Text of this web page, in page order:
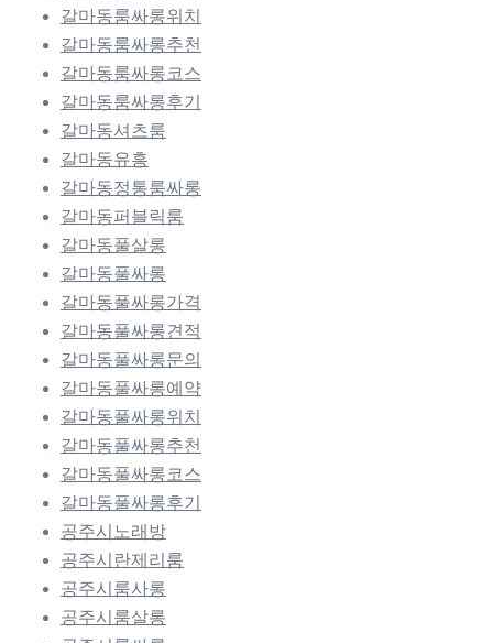
갈마동룸싸롱위치
갈마동룸싸롱추천
갈마동룸싸롱코스
갈마동룸싸롱후기
갈마동셔츠룸
갈마동유흥
갈마동정통룸싸롱
갈마동퍼블릭룸
갈마동풀살롱
갈마동풀싸롱
갈마동풀싸롱가격
갈마동풀싸롱견적
갈마동풀싸롱문의
갈마동풀싸롱예약
갈마동풀싸롱위치
갈마동풀싸롱추천
갈마동풀싸롱코스
갈마동풀싸롱후기
공주시노래방
공주시란제리룸
공주시룸사롱
공주시룸살롱